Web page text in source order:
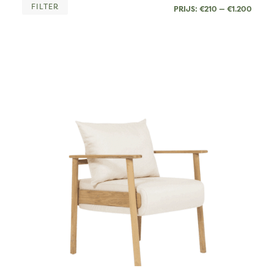
FILTER PRIJS: €210 — €1.200